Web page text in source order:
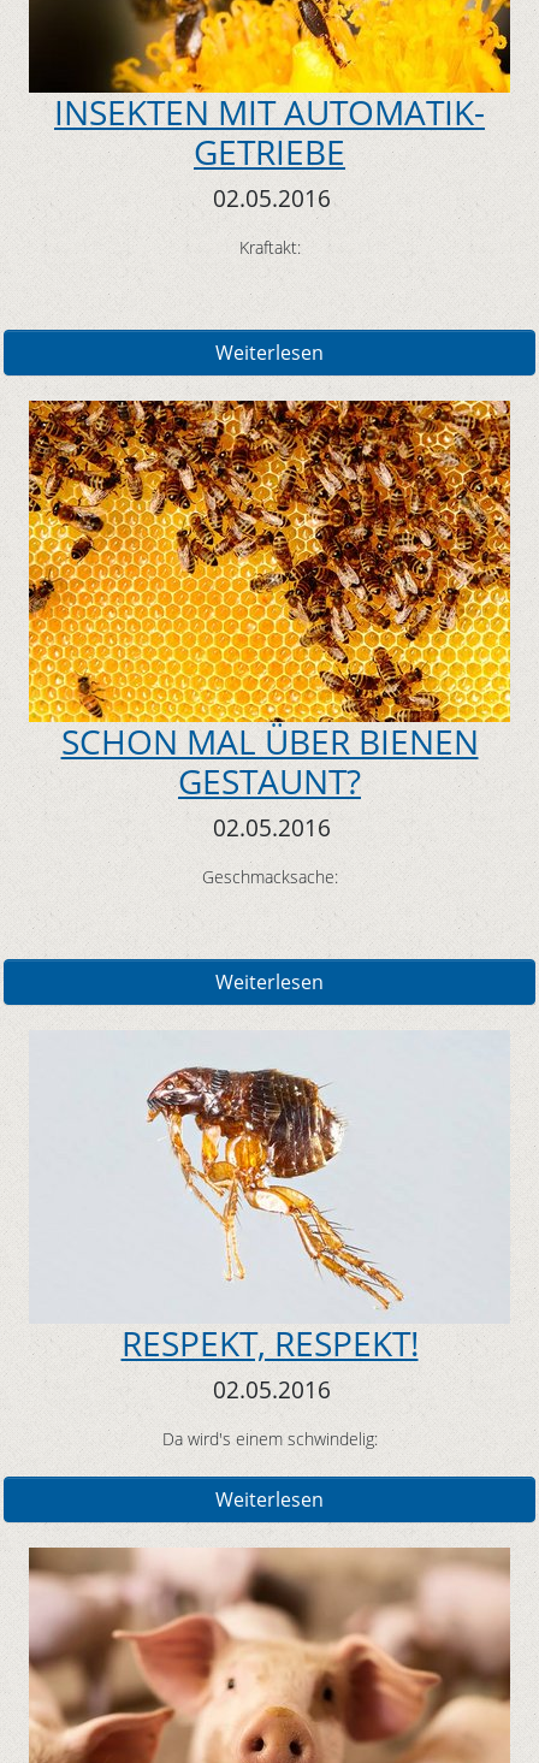
INSEKTEN MIT AUTOMATIK-
GETRIEBE
02.05.2016
Kraftakt:
Weiterlesen
SCHON MAL ÜBER BIENEN
GESTAUNT?
02.05.2016
Geschmacksache:
Weiterlesen
RESPEKT, RESPEKT!
02.05.2016
Da wird's einem schwindelig:
Weiterlesen